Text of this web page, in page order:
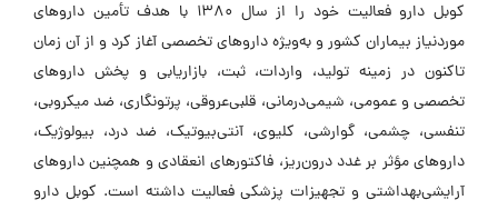
کوبل دارو فعالیت خود را از سال ۱۳۸۰ با هدف تأمین داروهای
موردنیاز بیماران کشور و به‌ویژه داروهای تخصصی آغاز کرد و از آن زمان
تاکنون در زمینه تولید، واردات، ثبت، بازاریابی و پخش داروهای
تخصصی و عمومی، شیمی‌درمانی، قلبی‌عروقی، پرتونگاری، ضد میکروبی،
تنفسی، چشمی، گوارشی، کلیوی، آنتی‌بیوتیک، ضد درد، بیولوژیک،
داروهای مؤثر بر غدد درون‌ریز، فاکتورهای انعقادی و همچنین داروهای
آرایشی‌بهداشتی و تجهیزات پزشکی فعالیت داشته است. کوبل دارو